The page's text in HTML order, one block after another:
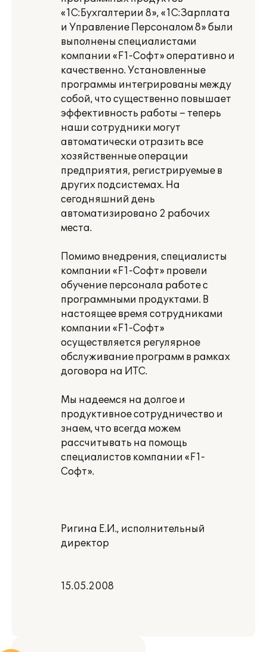
«1С:Бухгалтерии 8», «1С:Зарплата
и Управление Персоналом 8» были
выполнены специалистами
компании «F1-Софт» оперативно и
качественно. Установленные
программы интегрированы между
собой, что существенно повышает
эффективность работы – теперь
наши сотрудники могут
автоматически отразить все
хозяйственные операции
предприятия, регистрируемые в
других подсистемах. На
сегодняшний день
автоматизировано 2 рабочих
места.
Помимо внедрения, специалисты
компании «F1-Софт» провели
обучение персонала работе с
программными продуктами. В
настоящее время сотрудниками
компании «F1-Cофт»
осуществляется регулярное
обслуживание программ в рамках
договора на ИТС.
Мы надеемся на долгое и
продуктивное сотрудничество и
знаем, что всегда можем
рассчитывать на помощь
специалистов компании «F1-
Софт».
Ригина Е.И., исполнительный
директор
15.05.2008